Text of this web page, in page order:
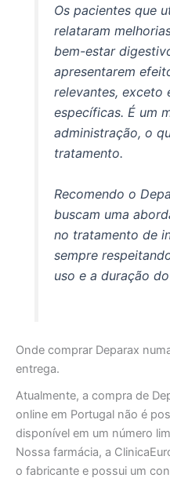
Os pacientes que
relataram
bem-estar
apresentarem
relevantes, exceto
específicas. É um
administração, o
tratamento.
Recomendo o
buscam uma
no tratamento de
sempre
uso e a duração
Onde comprar Deparax
entrega.
Atualmente, a compra de
online em Portugal não é
disponível em um número
Nossa farmácia, a
o fabricante e possui um